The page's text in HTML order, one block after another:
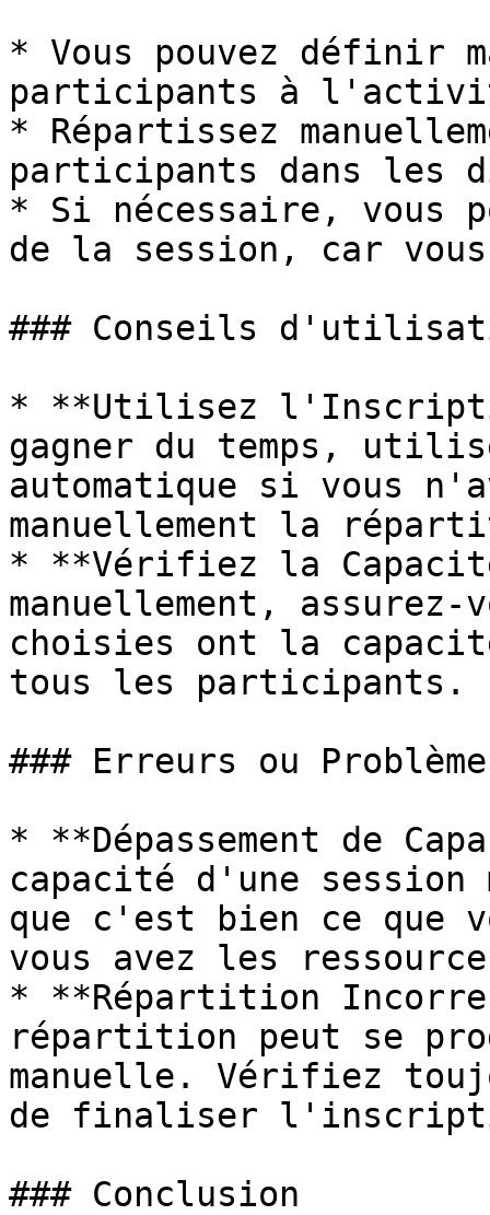
* Vous pouvez définir
participants à
* Répartissez
participants dans les
* Si nécessaire, vous
de la session, car
### Conseils
* **Utilisez
gagner du temps,
automatique si vous
manuellement la
* **Vérifiez la
manuellement,
choisies ont la
tous les participants.
### Erreurs ou
* **Dépassement de
capacité d'une session
que c'est bien ce que
vous avez les
* **Répartition
répartition peut se
manuelle. Vérifiez
de finaliser
### Conclusion